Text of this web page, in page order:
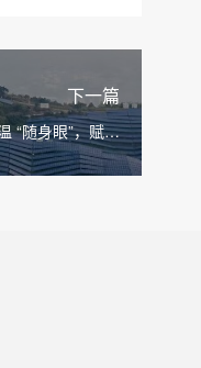
下一篇
“随身眼”，赋能
多领域智能运维